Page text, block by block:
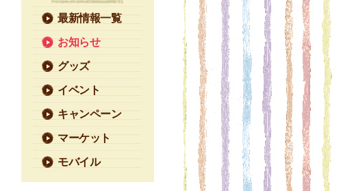
最新情報一覧
お知らせ
グッズ
イベント
キャンペーン
マーケット
モバイル